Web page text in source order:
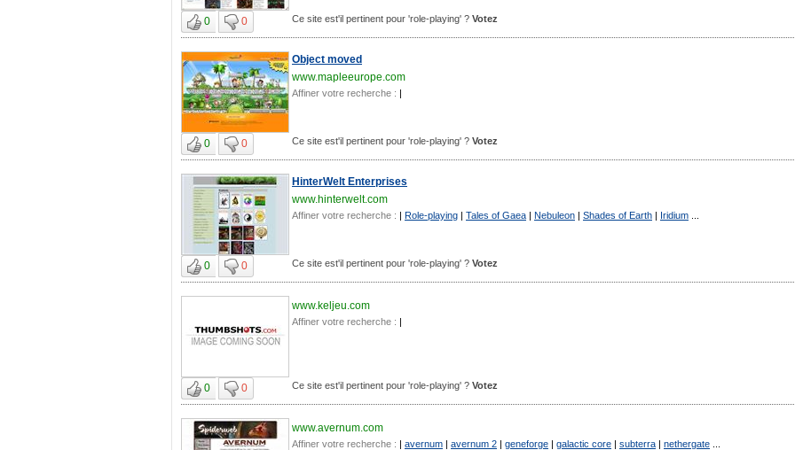
0 0 Ce site est'il pertinent pour 'role-playing' ? Votez
Object moved
www.mapleeurope.com
Affiner votre recherche : |
0 0 Ce site est'il pertinent pour 'role-playing' ? Votez
HinterWelt Enterprises
www.hinterwelt.com
Affiner votre recherche : | Role-playing | Tales of Gaea | Nebuleon | Shades of Earth | Iridium
0 0 Ce site est'il pertinent pour 'role-playing' ? Votez
www.keljeu.com
Affiner votre recherche : |
0 0 Ce site est'il pertinent pour 'role-playing' ? Votez
www.avernum.com
Affiner votre recherche : | avernum | avernum 2 | geneforge | galactic core | subterra | nethergate